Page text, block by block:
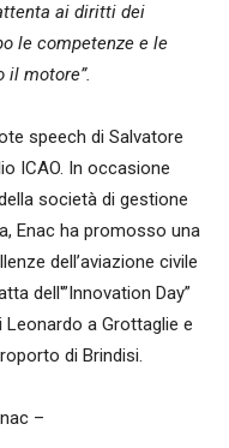
ai diritti dei
le competenze e le
motore”.
speech di Salvatore
ICAO. In occasione
società di gestione
Enac ha promosso una
dell’aviazione civile
dell'”Innovation Day”
a Grottaglie e
di Brindisi.
–